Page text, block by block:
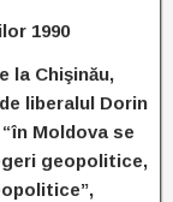
1990
la Chişinău,
liberalul Dorin
Moldova se
geopolitice,